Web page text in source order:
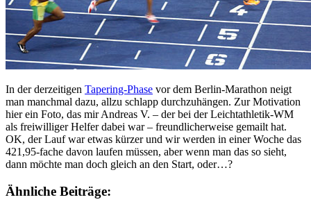
In der derzeitigen Tapering-Phase vor dem Berlin-Marathon neigt
man manchmal dazu, allzu schlapp durchzuhängen. Zur Motivation
hier ein Foto, das mir Andreas V. – der bei der Leichtathletik-WM
als freiwilliger Helfer dabei war – freundlicherweise gemailt hat.
OK, der Lauf war etwas kürzer und wir werden in einer Woche das
421,95-fache davon laufen müssen, aber wenn man das so sieht,
dann möchte man doch gleich an den Start, oder…?
Ähnliche Beiträge: